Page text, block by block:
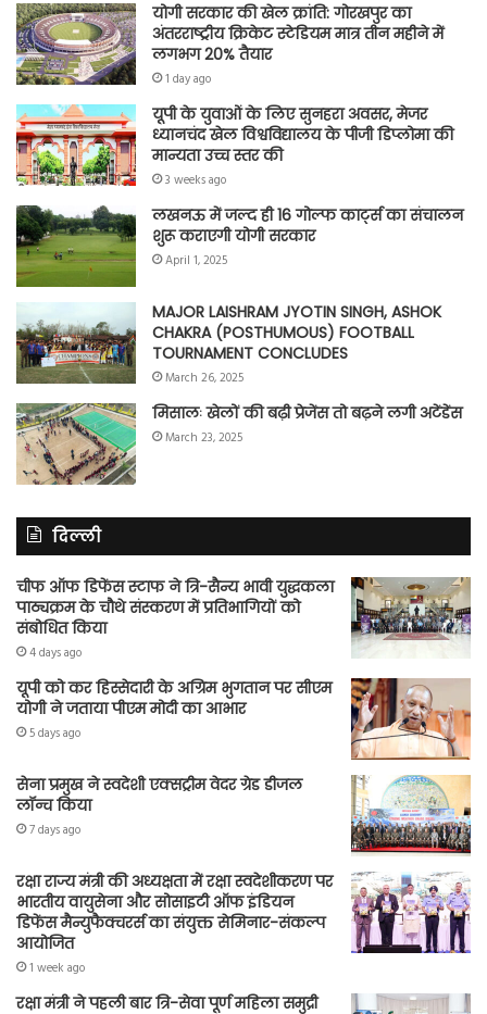
योगी सरकार की खेल क्रांति: गोरखपुर का
अंतरराष्ट्रीय क्रिकेट स्टेडियम मात्र तीन महीने में
लगभग 20% तैयार
1 day ago
यूपी के युवाओं के लिए सुनहरा अवसर, मेजर
ध्यानचंद खेल विश्वविद्यालय के पीजी डिप्लोमा की
मान्यता उच्च स्तर की
3 weeks ago
लखनऊ में जल्द ही 16 गोल्फ कार्ट्स का संचालन
शुरू कराएगी योगी सरकार
April 1, 2025
MAJOR LAISHRAM JYOTIN SINGH, ASHOK
CHAKRA (POSTHUMOUS) FOOTBALL
TOURNAMENT CONCLUDES
March 26, 2025
मिसालः खेलों की बढ़ी प्रेजेंस तो बढ़ने लगी अटेंडेंस
March 23, 2025
दिल्ली
चीफ ऑफ डिफेंस स्टाफ ने त्रि-सैन्य भावी युद्धकला
पाठ्यक्रम के चौथे संस्करण में प्रतिभागियों को
संबोधित किया
4 days ago
यूपी को कर हिस्सेदारी के अग्रिम भुगतान पर सीएम
योगी ने जताया पीएम मोदी का आभार
5 days ago
सेना प्रमुख ने स्वदेशी एक्सट्रीम वेदर ग्रेड डीजल
लॉन्च किया
7 days ago
रक्षा राज्य मंत्री की अध्यक्षता में रक्षा स्वदेशीकरण पर
भारतीय वायुसेना और सोसाइटी ऑफ इंडियन
डिफेंस मैन्युफैक्चरर्स का संयुक्त सेमिनार-संकल्प
आयोजित
1 week ago
रक्षा मंत्री ने पहली बार त्रि-सेवा पूर्ण महिला समुद्री